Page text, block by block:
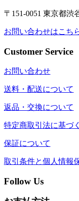
〒151-0051 東京都渋
お問い合わせはこち
Customer Service
お問い合わせ
送料・配送について
返品・交換について
特定商取引法に基づ
保証について
取引条件と個人情報
Follow Us